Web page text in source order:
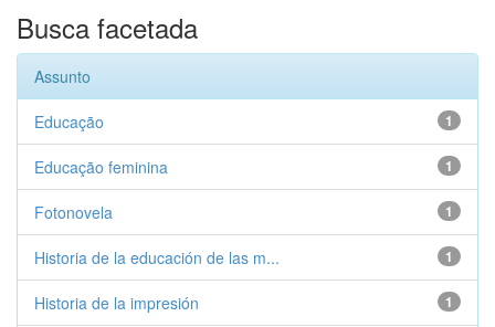
Busca facetada
Assunto
1
Educação
1
Educação feminina
1
Fotonovela
1
Historia de la educación de las m...
1
Historia de la impresión